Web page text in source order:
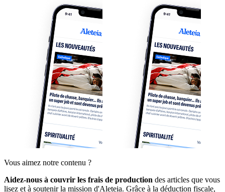
Vous aimez notre contenu ?
Aidez-nous à couvrir les frais de production des articles que vous
lisez et à soutenir la mission d'Aleteia. Grâce à la déduction fiscale,